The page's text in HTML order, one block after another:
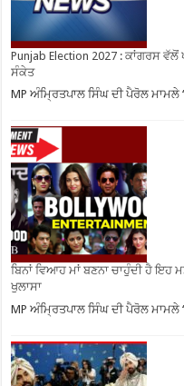
Punjab Election 2027 : ਕਾਂਗਰਸ ਵੱਲੋਂ
ਸੰਕੇਤ
MP ਅੰਮ੍ਰਿਤਪਾਲ ਸਿੰਘ ਦੀ ਪੈਰੋਲ
ਬਿਨਾਂ ਵਿਆਹ ਮਾਂ ਬਣਨਾ ਚਾਹੁੰਦੀ ਹੈ ਇਹ
ਖੁਲਾਸਾ
MP ਅੰਮ੍ਰਿਤਪਾਲ ਸਿੰਘ ਦੀ ਪੈਰੋਲ